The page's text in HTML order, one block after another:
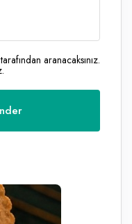
aranacaksınız.